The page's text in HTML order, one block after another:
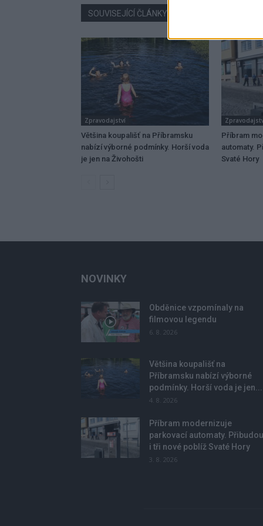
SOUVISEJÍCÍ ČLÁNKY
Zpravodajství
Většina koupališť na Příbramsku
nabízí výborné podmínky. Horší voda
je jen na Živohošti
Příbram
automaty.
Svaté Hory
NOVINKY
Obděnice vzpomínaly na
filmovou legendu
6. 8. 2026
Většina koupališť na
Příbramsku nabízí výborné
podmínky. Horší voda je jen...
4. 8. 2026
Příbram modernizuje
parkovací automaty. Přibudou
i tři nové poblíž Svaté Hory
3. 8. 2026